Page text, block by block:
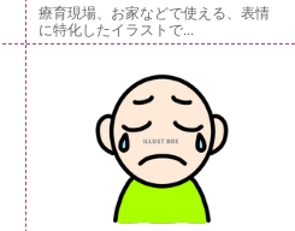
療育現場、お家などで使える、表情
に特化したイラストで...